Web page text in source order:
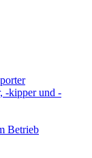
-kipper und -
Betrieb